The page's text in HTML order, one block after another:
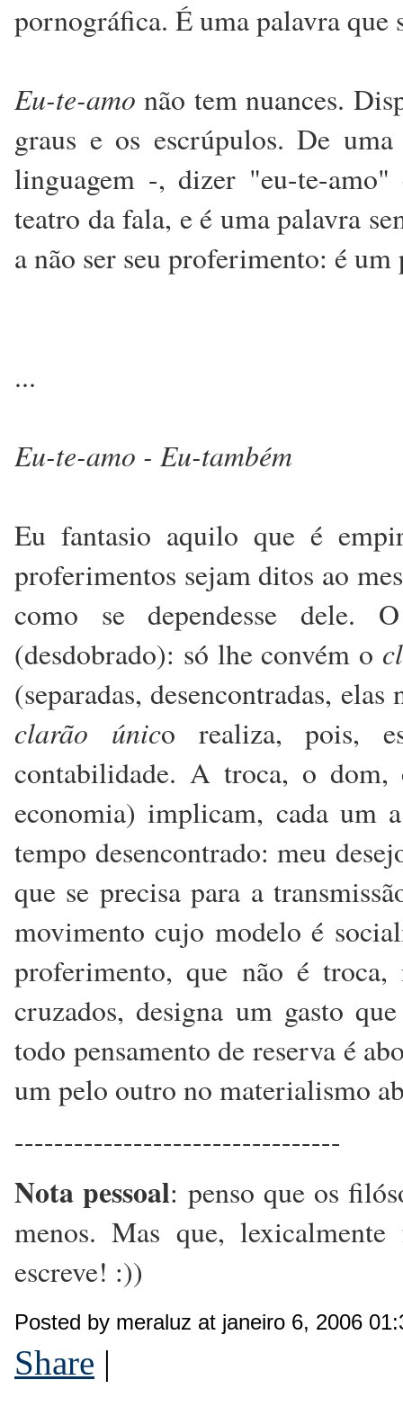
pornográfica. É uma palavra que
Eu-te-amo não tem nuances.
graus e os escrúpulos. De
linguagem -, dizer "eu-te-
teatro da fala, e é uma palavra
a não ser seu proferimento: é
...
Eu-te-amo - Eu-também
Eu fantasio aquilo que é
proferimentos sejam ditos ao
como se dependesse dele.
(desdobrado): só lhe convém o
(separadas, desencontradas,
clarão único realiza, pois,
contabilidade. A troca, o dom,
economia) implicam, cada um
tempo desencontrado: meu
que se precisa para a
movimento cujo modelo é
proferimento, que não é
cruzados, designa um gasto
todo pensamento de reserva é
um pelo outro no materialismo
---------------------------------
Nota pessoal: penso que os
menos. Mas que,
escreve! :))
Posted by meraluz at janeiro 6, 2006
Share |